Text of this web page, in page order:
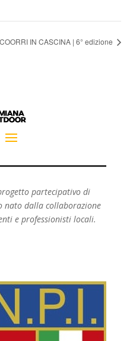
COORRI IN CASCINA | 6° edizione
partecipativo di
nato dalla collaborazione
e professionisti locali.